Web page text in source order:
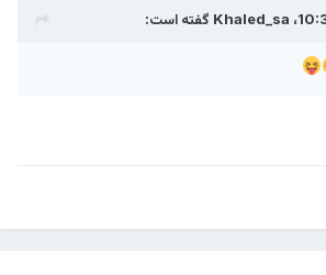
کرده بود ...!
برای توضیح داشته باشد ....
Khaled_saگفته است: